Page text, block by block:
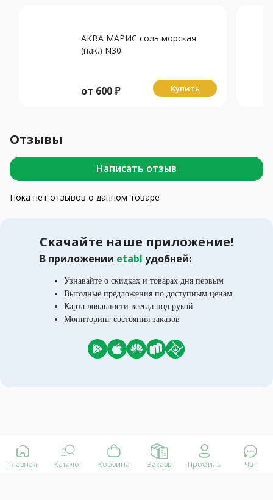
АКВА МАРИС соль морская
(пак.) N30
от 600₽ Купить
Отзывы
Написать отзыв
Пока нет отзывов о данном товаре
Скачайте наше приложение!
В приложении etabl удобней:
Узнавайте о скидках и товарах дня первым
Выгодные предложения по доступным ценам
Карта лояльности всегда под рукой
Мониторинг состояния заказов
Главная Каталог Корзина Заказы Профиль Чат